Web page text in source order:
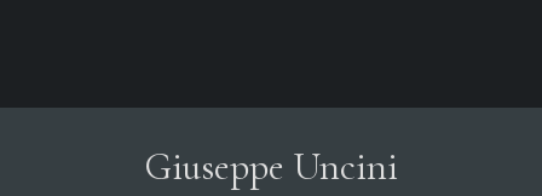
Giuseppe Uncini